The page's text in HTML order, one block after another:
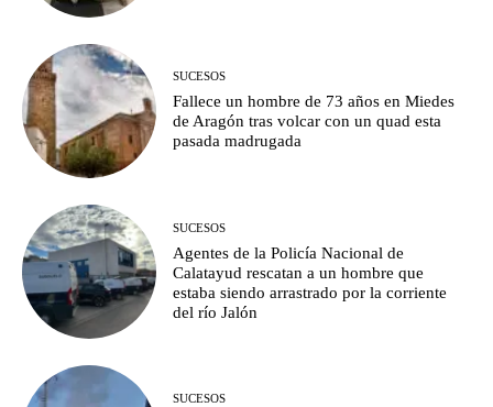
SUCESOS
Fallece un hombre de 73 años en Miedes
de Aragón tras volcar con un quad esta
pasada madrugada
SUCESOS
Agentes de la Policía Nacional de
Calatayud rescatan a un hombre que
estaba siendo arrastrado por la corriente
del río Jalón
SUCESOS